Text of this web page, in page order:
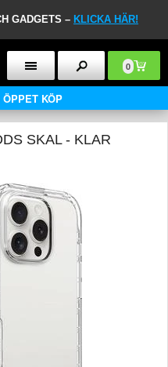
GADGETS – KLICKA HÄR!
0
KÖP
SKAL - KLAR